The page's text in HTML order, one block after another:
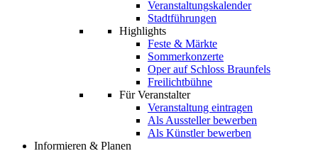
Veranstaltungskalender
Stadtführungen
Highlights
Feste & Märkte
Sommerkonzerte
Oper auf Schloss Braunfels
Freilichtbühne
Für Veranstalter
Veranstaltung eintragen
Als Aussteller bewerben
Als Künstler bewerben
Informieren & Planen